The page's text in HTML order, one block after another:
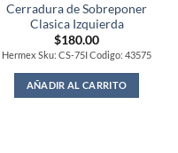
Cerradura de Sobreponer
Clasica Izquierda
$180.00
Hermex Sku: CS-75I Codigo: 43575
AÑADIR AL CARRITO